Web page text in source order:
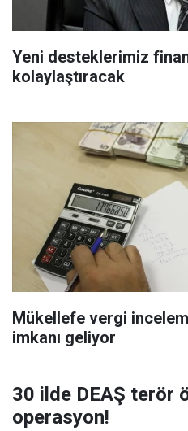
Yeni desteklerimiz
kolaylaştıracak
Mükellefe vergi
imkanı geliyor
30 ilde DEAŞ terör
operasyon!